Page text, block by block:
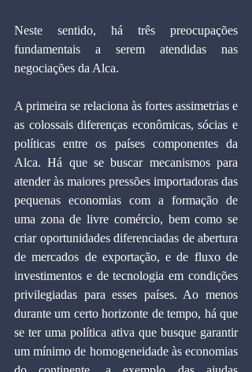
Neste sentido, há três preocupações
fundamentais a serem atendidas nas
negociações da Alca.
A primeira se relaciona às fortes assimetrias e
as colossais diferenças econômicas, sócias e
políticas entre os países componentes da
Alca. Há que se buscar mecanismos para
atender às maiores pressões importadoras das
pequenas economias com a formação de
uma zona de livre comércio, bem como se
criar oportunidades diferenciadas de abertura
de mercados de exportação, e de fluxo de
investimentos e de tecnologia em condições
privilegiadas para esses países. Ao menos
durante um certo horizonte de tempo, há que
se ter uma política ativa que busque garantir
um mínimo de homogeneidade às economias